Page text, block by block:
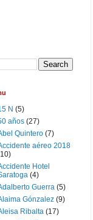
N (5)
años (27)
Quintero (7)
aéreo 2018
Hotel
(4)
Guerra (5)
Gónzalez (9)
Ribalta (17)